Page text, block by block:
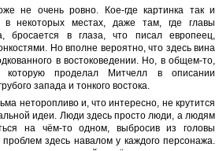
не очень ровно. Кое-где картинка так и
некоторых местах, даже там, где главы
бросается в глаза, что писал европеец,
Но вполне вероятно, что здесь вина
в востоковедении. Но, в общем-то,
которую проделал Митчелл в описании
запада и тонкого востока.
неторопливо и, что интересно, не крутится
идеи. Люди здесь просто люди, а людям
на чём-то одном, выбросив из головы
здесь навалом у каждого персонажа.